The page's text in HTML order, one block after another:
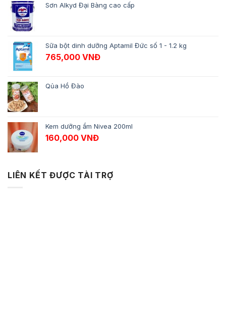
Sơn Alkyd Đại Bàng cao cấp
Sữa bột dinh dưỡng Aptamil Đức số 1 - 1.2 kg
765,000 VNĐ
Qủa Hồ Đào
Kem dưỡng ẩm Nivea 200ml
160,000 VNĐ
LIÊN KẾT ĐƯỢC TÀI TRỢ